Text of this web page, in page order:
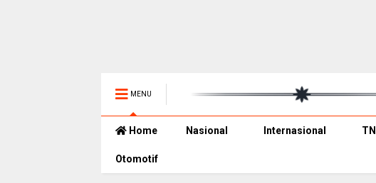
MENU
Home Nasional Internasional TNI
Otomotif